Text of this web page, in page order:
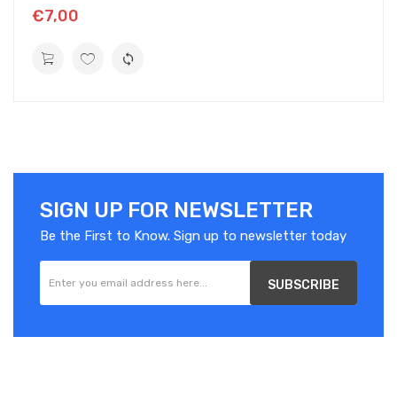
€7,00
SIGN UP FOR NEWSLETTER
Be the First to Know. Sign up to newsletter today
SUBSCRIBE